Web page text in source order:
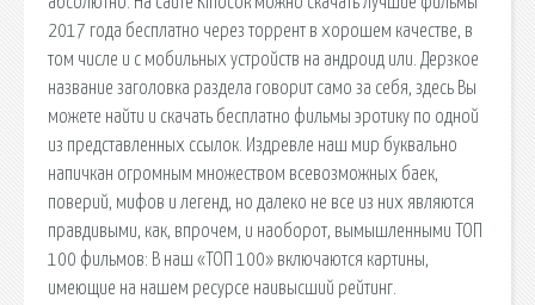
2017 года бесплатно через торрент в хорошем качестве, в
том числе и с мобильных устройств на андроид или. Дерзкое
название заголовка раздела говорит само за себя, здесь Вы
можете найти и скачать бесплатно фильмы эротику по одной
из представленных ссылок. Издревле наш мир буквально
напичкан огромным множеством всевозможных баек,
поверий, мифов и легенд, но далеко не все из них являются
правдивыми, как, впрочем, и наоборот, вымышленными ТОП
100 фильмов: В наш «ТОП 100» включаются картины,
имеющие на нашем ресурсе наивысший рейтинг.